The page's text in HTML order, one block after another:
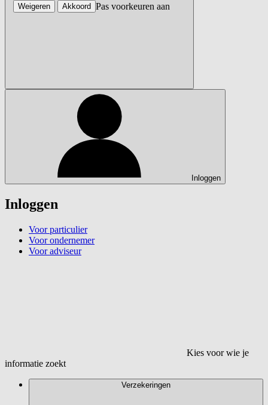
Inloggen
Inloggen
Voor particulier
Voor ondernemer
Voor adviseur
Kies voor wie je
informatie zoekt
Verzekeringen
Pas voorkeuren aan
Weigeren Akkoord